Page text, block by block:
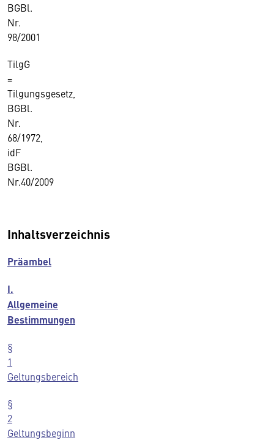
BGBl.
Nr.
98/2001
TilgG
=
Tilgungsgesetz,
BGBl.
Nr.
68/1972,
idF
BGBl.
Nr.40/2009
Inhaltsverzeichnis
Präambel
I.
Allgemeine
Bestimmungen
§
1
Geltungsbereich
§
2
Geltungsbeginn